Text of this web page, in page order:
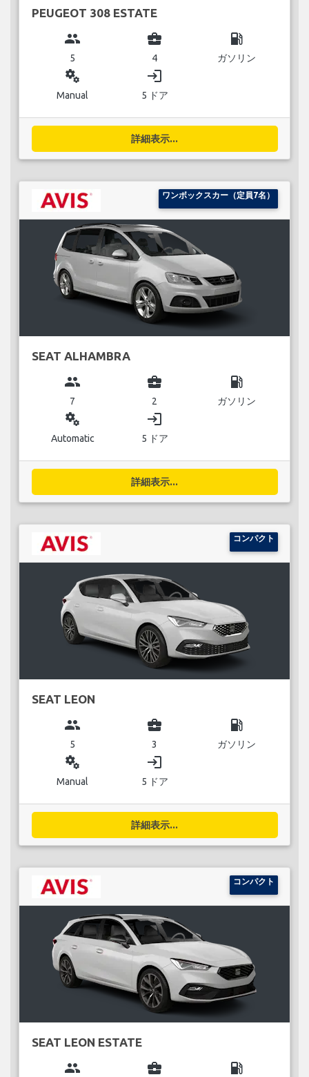
PEUGEOT 308 ESTATE
group
5
business_center
4
local_gas_station
ガソリン
miscellaneous_services
Manual
login
5 ドア
詳細表示...
ワンボックスカー（定員7名）
SEAT ALHAMBRA
group
7
business_center
2
local_gas_station
ガソリン
miscellaneous_services
Automatic
login
5 ドア
詳細表示...
コンパクト
SEAT LEON
group
5
business_center
3
local_gas_station
ガソリン
miscellaneous_services
Manual
login
5 ドア
詳細表示...
コンパクト
SEAT LEON ESTATE
group business_center local_gas_station